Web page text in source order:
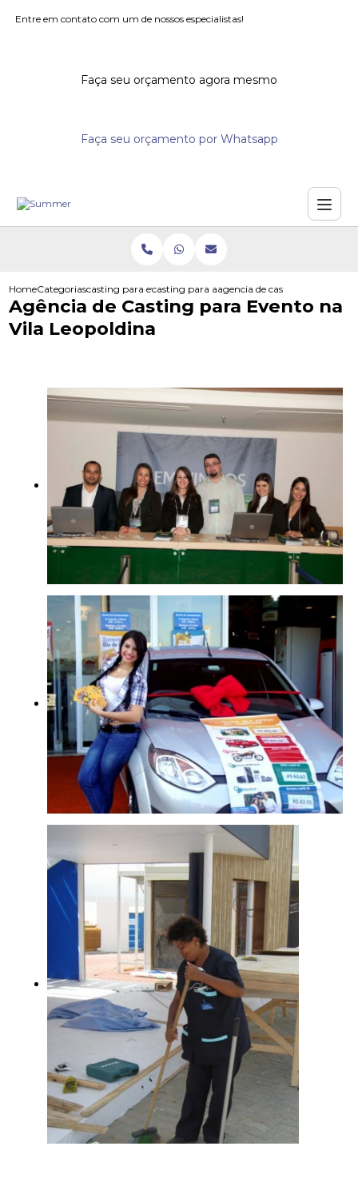
Entre em contato com um de nossos especialistas!
Faça seu orçamento agora mesmo
Faça seu orçamento por Whatsapp
HomeCategoriascasting para eventoscasting para acoes promocionais
agencia de casting para
Agência de Casting para Evento na
Vila Leopoldina